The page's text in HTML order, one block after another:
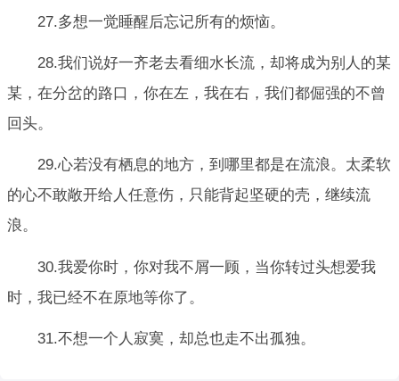
27.多想一觉睡醒后忘记所有的烦恼。
28.我们说好一齐老去看细水长流，却将成为别人的某
某，在分岔的路口，你在左，我在右，我们都倔强的不曾
回头。
29.心若没有栖息的地方，到哪里都是在流浪。太柔软
的心不敢敞开给人任意伤，只能背起坚硬的壳，继续流
浪。
30.我爱你时，你对我不屑一顾，当你转过头想爱我
时，我已经不在原地等你了。
31.不想一个人寂寞，却总也走不出孤独。